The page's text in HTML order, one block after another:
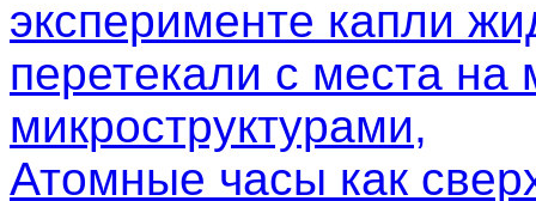
эксперименте капли
перетекали с места на
микроструктурами,
Атомные часы как